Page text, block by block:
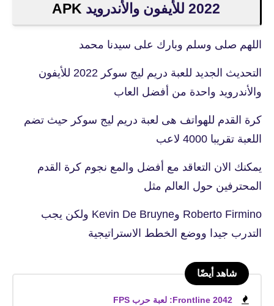
2022 للأيفون والأندرويد
اللهم صلى وسلم وبارك على سيدنا محمد
التحديث الجديد للعبة دريم ليج سوكر 2022 للأيفون
والأندرويد واحدة من أفضل العاب
كرة القدم للهواتف هى لعبة دريم ليج سوكر حيث تضم
اللعبة تقريبا 4000 لاعب
يمكنك الان التعاقد مع أفضل والمع نجوم كرة القدم
المحترفين حول العالم مثل
Roberto Firmino وKevin De Bruyne ولكن يجب
التدرب جيدا ووضع الخطط الاستراتيجية
شاهد أيضًا
Frontline 2042: لعبة حرب FPS